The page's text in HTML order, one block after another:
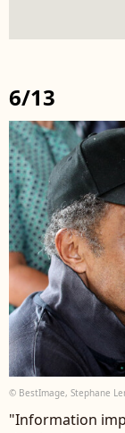
6/13
© BestImage, Stephane
"Information